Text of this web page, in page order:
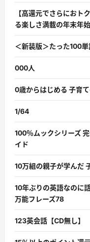
【高還元でさらにおト
る楽しさ満載の年末年
＜新装版＞たった100
000人
0歳からはじめる 子育て
1/64
100％ムックシリーズ
イド
10万組の親子が学んだ
10年ぶりの英語なのに
万能フレーズ78
123英会話【CD無し】